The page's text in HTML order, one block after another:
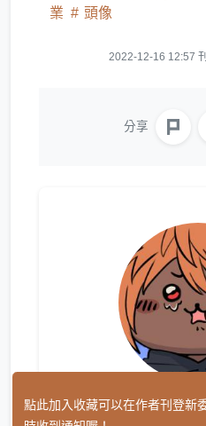
業
頭像
2022-12-16 12:57
分享
點此加入收藏可以在作者刊登新